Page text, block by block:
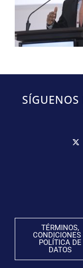
SÍGUENOS
TÉRMINOS,
CONDICIONES
POLÍTICA DE
DATOS